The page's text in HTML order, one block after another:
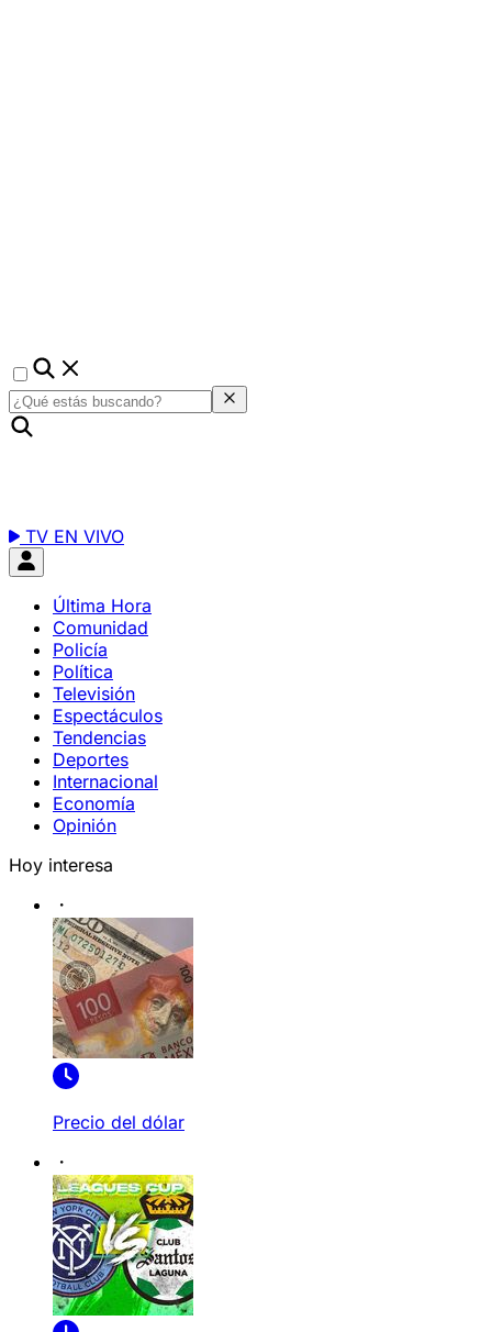
TV EN VIVO
Última Hora
Comunidad
Policía
Política
Televisión
Espectáculos
Tendencias
Deportes
Internacional
Economía
Opinión
Hoy interesa
Precio del dólar